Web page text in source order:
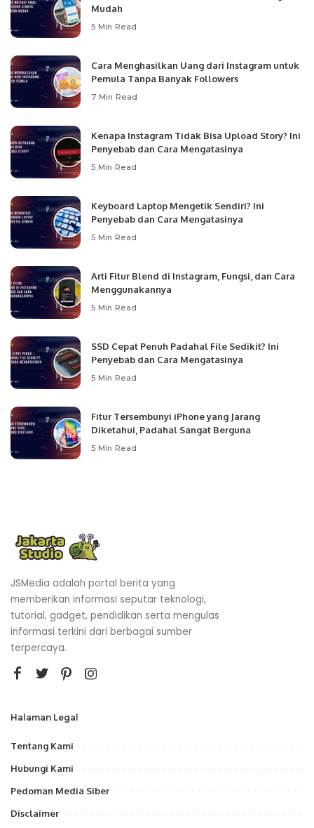
Mudah
5 Min Read
Cara Menghasilkan Uang dari Instagram untuk
Pemula Tanpa Banyak Followers
7 Min Read
Kenapa Instagram Tidak Bisa Upload Story? Ini
Penyebab dan Cara Mengatasinya
5 Min Read
Keyboard Laptop Mengetik Sendiri? Ini
Penyebab dan Cara Mengatasinya
5 Min Read
Arti Fitur Blend di Instagram, Fungsi, dan Cara
Menggunakannya
5 Min Read
SSD Cepat Penuh Padahal File Sedikit? Ini
Penyebab dan Cara Mengatasinya
5 Min Read
Fitur Tersembunyi iPhone yang Jarang
Diketahui, Padahal Sangat Berguna
5 Min Read
JSMedia adalah portal berita yang
memberikan informasi seputar teknologi,
tutorial, gadget, pendidikan serta mengulas
informasi terkini dari berbagai sumber
terpercaya.
Halaman Legal
Tentang Kami
Hubungi Kami
Pedoman Media Siber
Disclaimer